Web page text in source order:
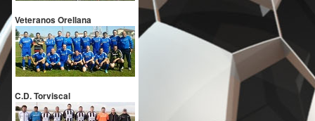
Veteranos Orellana
C.D. Torviscal